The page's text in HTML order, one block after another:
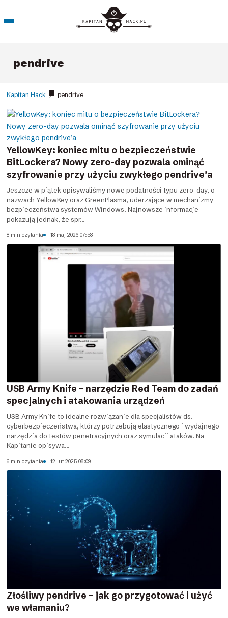
pendrive
Kapitan Hack / pendrive
YellowKey: koniec mitu o bezpieczeństwie
BitLockera? Nowy zero-day pozwala ominąć
szyfrowanie przy użyciu zwykłego pendrive’a
Jeszcze w piątek opisywaliśmy nowe podatności typu zero-day, o
nazwach YellowKey oraz GreenPlasma, uderzające w mechanizmy
bezpieczeństwa systemów Windows. Najnowsze informacje
pokazują jednak, że spr...
8 min czytania 18 maj 2026 07:58
USB Army Knife – narzędzie Red Team do zadań
specjalnych i atakowania urządzeń
USB Army Knife to idealne rozwiązanie dla specjalistów ds.
cyberbezpieczeństwa, którzy potrzebują elastycznego i wydajnego
narzędzia do testów penetracyjnych oraz symulacji ataków. Na
Kapitanie opisywa...
6 min czytania 12 lut 2025 08:09
Złośliwy pendrive – jak go przygotować i użyć
we włamaniu?